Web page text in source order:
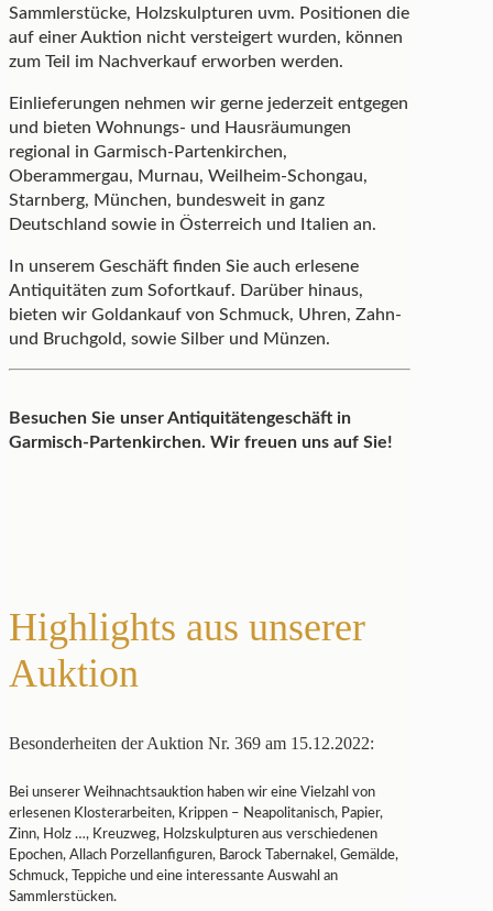
Sammlerstücke, Holzskulpturen uvm. Positionen die
auf einer Auktion nicht versteigert wurden, können
zum Teil im Nachverkauf erworben werden.
Einlieferungen nehmen wir gerne jederzeit entgegen
und bieten Wohnungs- und Hausräumungen
regional in Garmisch-Partenkirchen,
Oberammergau, Murnau, Weilheim-Schongau,
Starnberg, München, bundesweit in ganz
Deutschland sowie in Österreich und Italien an.
In unserem Geschäft finden Sie auch erlesene
Antiquitäten zum Sofortkauf. Darüber hinaus,
bieten wir Goldankauf von Schmuck, Uhren, Zahn-
und Bruchgold, sowie Silber und Münzen.
Besuchen Sie unser Antiquitätengeschäft in
Garmisch-Partenkirchen. Wir freuen uns auf Sie!
Highlights aus unserer
Auktion
Besonderheiten der Auktion Nr. 369 am 15.12.2022:
Bei unserer Weihnachtsauktion haben wir eine Vielzahl von
erlesenen Klosterarbeiten, Krippen – Neapolitanisch, Papier,
Zinn, Holz …, Kreuzweg, Holzskulpturen aus verschiedenen
Epochen, Allach Porzellanfiguren, Barock Tabernakel, Gemälde,
Schmuck, Teppiche und eine interessante Auswahl an
Sammlerstücken.